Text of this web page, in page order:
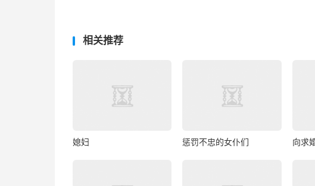
相关推荐
媳妇 惩罚不忠的女仆们 向求